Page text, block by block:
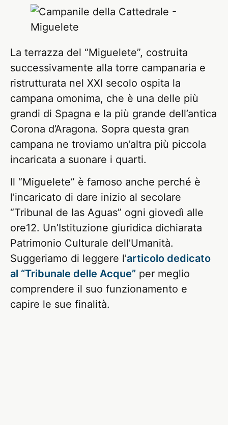
La terrazza del “Miguelete”, costruita
successivamente alla torre campanaria e
ristrutturata nel XXI secolo ospita la
campana omonima, che è una delle più
grandi di Spagna e la più grande dell’antica
Corona d’Aragona. Sopra questa gran
campana ne troviamo un’altra più piccola
incaricata a suonare i quarti.
Il “Miguelete” è famoso anche perché è
l’incaricato di dare inizio al secolare
“Tribunal de las Aguas” ogni giovedì alle
ore12. Un’Istituzione giuridica dichiarata
Patrimonio Culturale dell’Umanità.
Suggeriamo di leggere l’articolo dedicato
al “Tribunale delle Acque” per meglio
comprendere il suo funzionamento e
capire le sue finalità.